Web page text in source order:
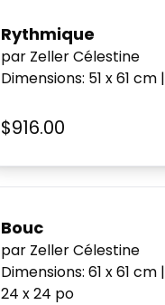
Rythmique
par Zeller Célestine
Dimensions: 51 x 61 cm|
$916.00
Bouc
par Zeller Célestine
Dimensions: 61 x 61 cm|
24 x 24 po